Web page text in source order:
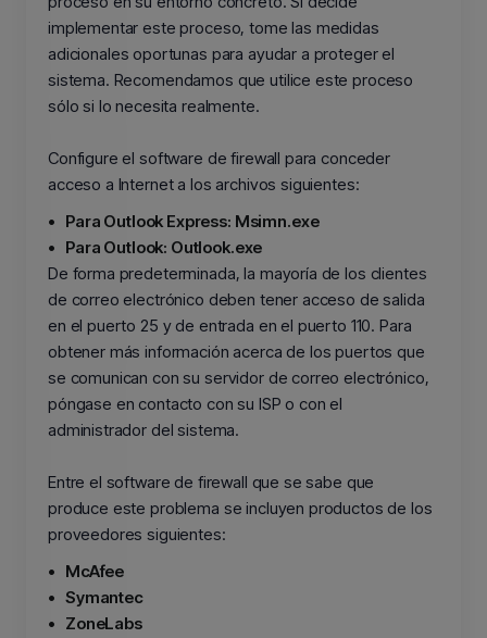
implementar este proceso, tome las medidas
adicionales oportunas para ayudar a proteger el
sistema. Recomendamos que utilice este proceso
sólo si lo necesita realmente.
Configure el software de firewall para conceder
acceso a Internet a los archivos siguientes:
• Para Outlook Express: Msimn.exe
• Para Outlook: Outlook.exe
De forma predeterminada, la mayoría de los clientes
de correo electrónico deben tener acceso de salida
en el puerto 25 y de entrada en el puerto 110. Para
obtener más información acerca de los puertos que
se comunican con su servidor de correo electrónico,
póngase en contacto con su ISP o con el
administrador del sistema.
Entre el software de firewall que se sabe que
produce este problema se incluyen productos de los
proveedores siguientes:
• McAfee
• Symantec
• ZoneLabs